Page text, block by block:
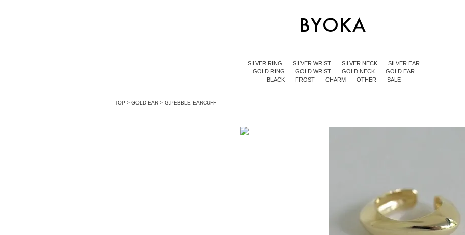
SILVER RING SILVER WRIST SILVER NECK
SILVER EAR
GOLD RING
GOLD WRIST GOLD NECK
GOLD EAR
BLACK
FROST CHARM OTHER SALE
TOP > GOLD EAR > G.PEBBLE EARCUFF